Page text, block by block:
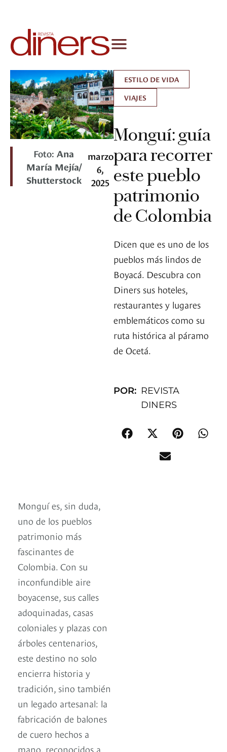
Foto:Ana
María Mejía/
Shutterstock
marzo
6,
2025
ESTILO DE VIDA
VIAJES
Monguí: guía
para recorrer
este pueblo
patrimonio
de Colombia
Dicen que es uno de los
pueblos más lindos de
Boyacá. Descubra con
Diners sus hoteles,
restaurantes y lugares
emblemáticos como su
ruta histórica al páramo
de Ocetá.
POR: REVISTA
DINERS
Monguí es, sin duda,
uno de los pueblos
patrimonio más
fascinantes de
Colombia. Con su
inconfundible aire
boyacense, sus calles
adoquinadas, casas
coloniales y plazas con
árboles centenarios,
este destino no solo
encierra historia y
tradición, sino también
un legado artesanal: la
fabricación de balones
de cuero hechos a
mano, reconocidos a